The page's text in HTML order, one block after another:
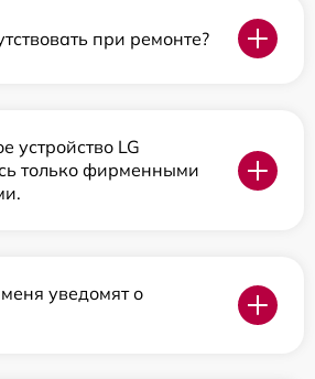
при ремонте?
устройство LG
только фирменными
уведомят о